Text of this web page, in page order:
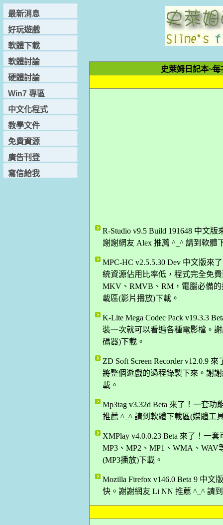
最新消息
好玩遊戲
軟體下載
軟體討論
硬體討論
Win7 專區
中文化程式
教學文件
免費資源
廣告刊登
寫信給我
史萊姆日記本~
R-Studio v9.5 Build 191648 中文
謝謝網友 Alex 推薦 ^_^ 請到軟體
MPC-HC v2.5.5.30 Dev 中文版來
統資源佔用比率低，程式完全免
MKV、RMVB、RM，電腦必備
載區(影片播放)下載。
K-Lite Mega Codec Pack v19.3.3
裝一次就可以看遍各種電影檔。
碼器)下載。
ZD Soft Screen Recorder v12.0.9
將整個遊戲的過程錄製下來。謝
載。
Mp3tag v3.32d Beta 來了！一套
推薦 ^_^ 請到軟體下載區(媒體工
XMPlay v4.0.0.23 Beta 來了！一
MP3、MP2、MP1、WMA、
(MP3播放)下載。
Mozilla Firefox v146.0 Beta 9 中
快。謝謝網友 Li NN 推薦 ^_^ 請